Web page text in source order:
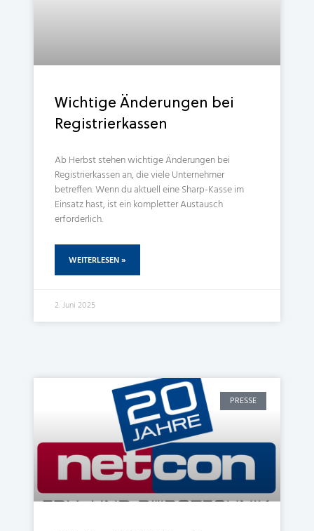
Wichtige Änderungen bei
Registrierkassen
Ab Herbst stehen wichtige Änderungen bei
Registrierkassen an, die viele Unternehmer
betreffen. Wenn du aktuell eine Sharp-Kasse im
Einsatz hast, ist ein kompletter Austausch
erforderlich.
WEITERLESEN »
2. Juni 2025
PRESSE